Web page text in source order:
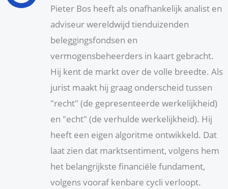
Pieter Bos heeft als onafhankelijk analist en
adviseur wereldwijd tienduizenden
beleggingsfondsen en
vermogensbeheerders in kaart gebracht.
Hij kent de markt over de volle breedte. Als
jurist maakt hij graag onderscheid tussen
"recht" (de gepresenteerde werkelijkheid)
en "echt" (de verhulde werkelijkheid). Hij
heeft een eigen algoritme ontwikkeld. Dat
laat zien dat marktsentiment, volgens hem
het belangrijkste financiële fundament,
volgens vooraf kenbare cycli verloopt.